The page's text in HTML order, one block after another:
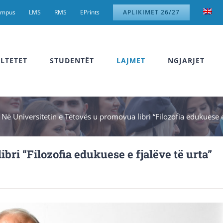
LMS RMS EPrints APLIKIMET 26/27
STUDENTËT LAJMET NGJARJET
Në Universitetin e Tetovës u promovua libri “Filozofia edukuese
“Filozofia edukuese e fjalëve të urta”